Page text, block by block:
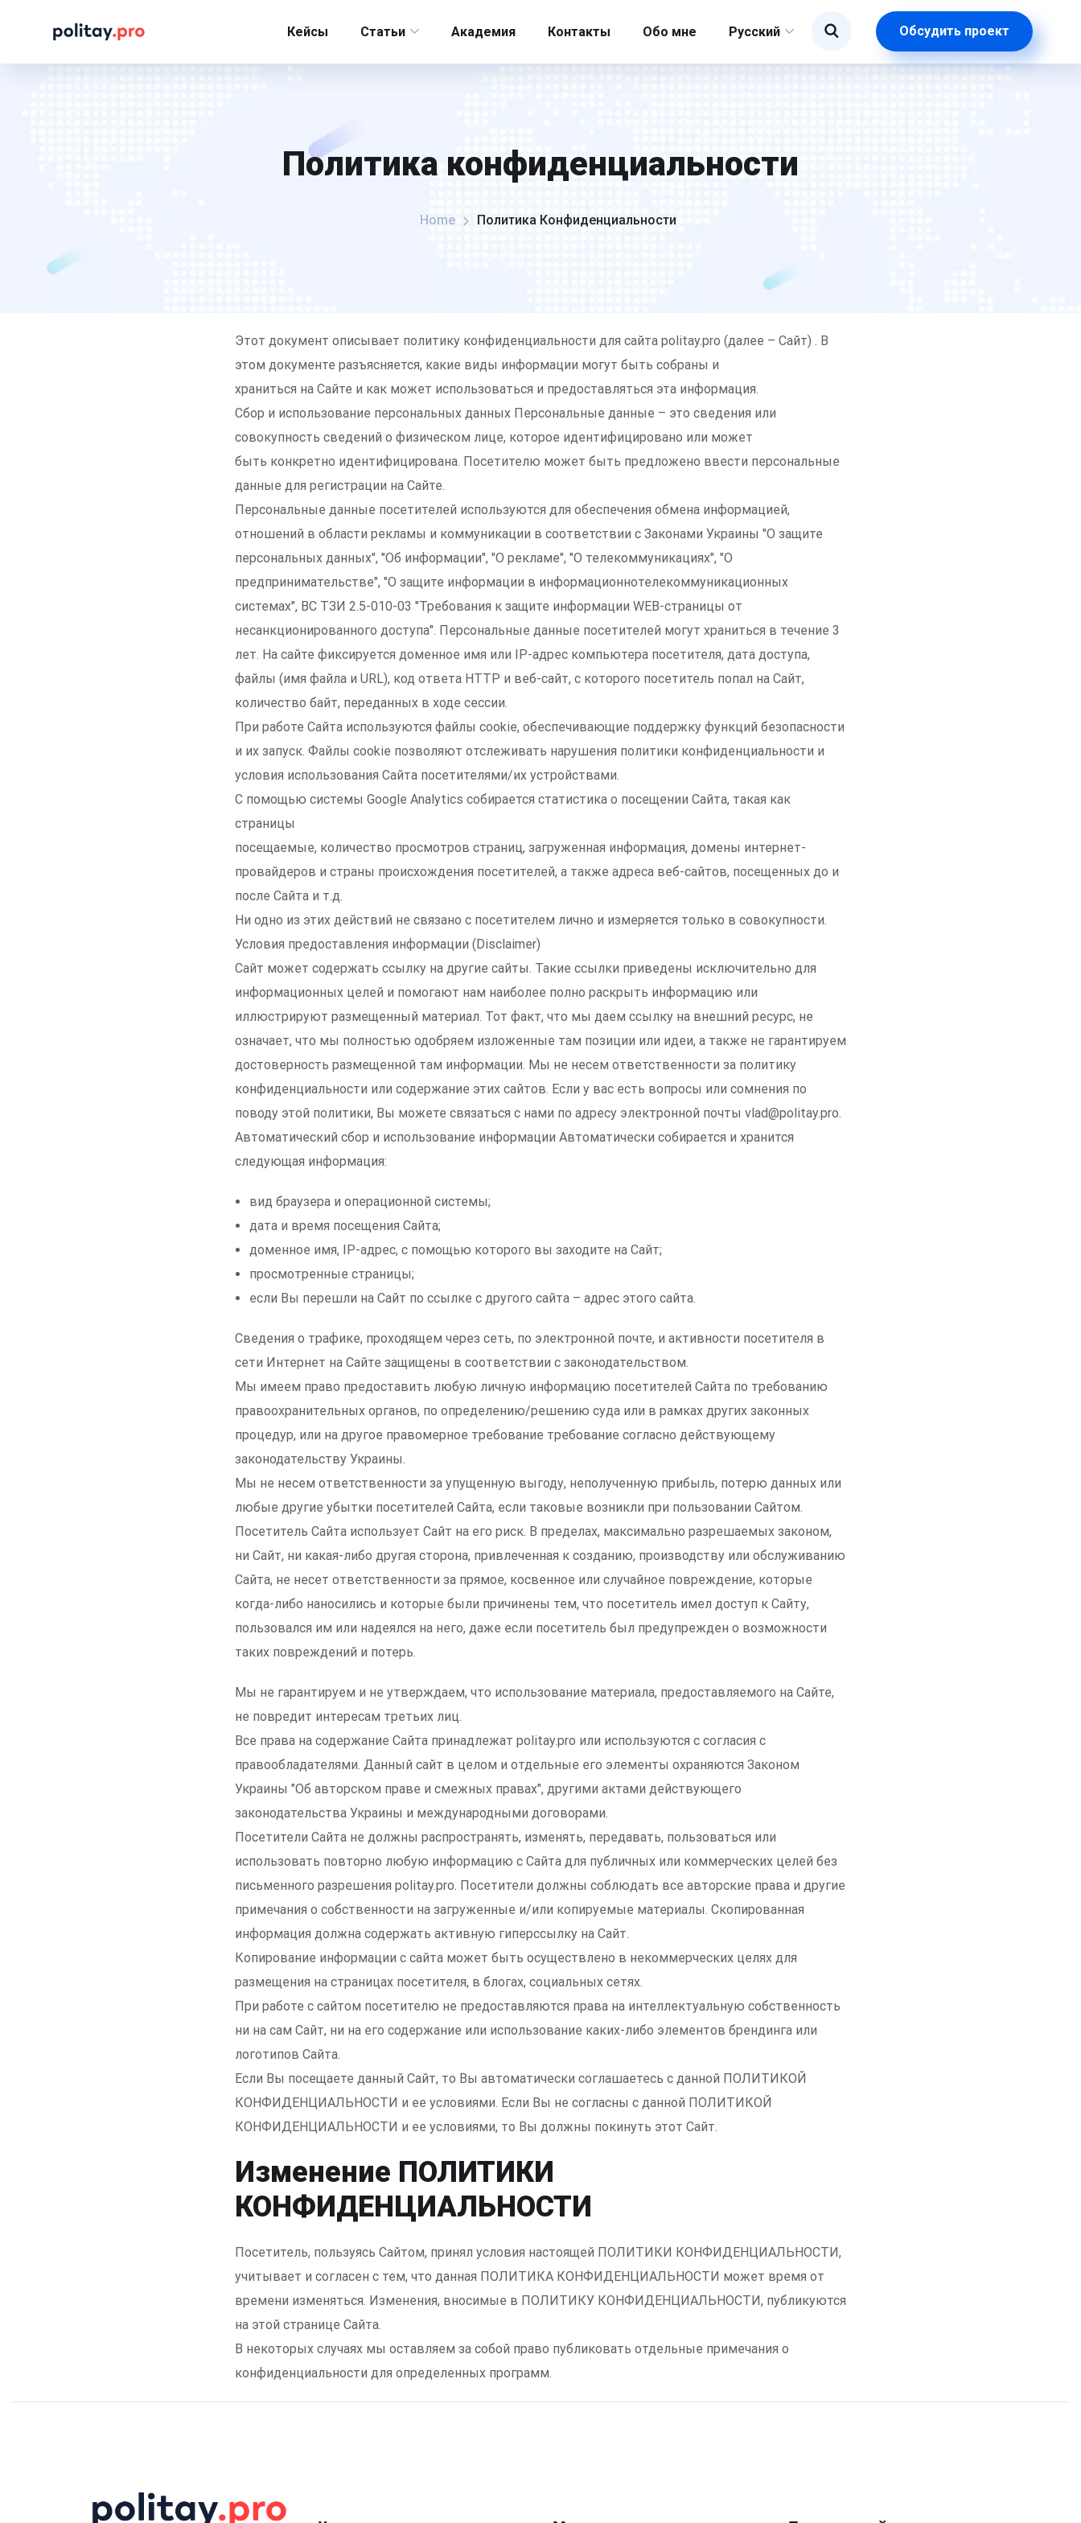
Кейсы Статьи Академия Контакты Обо мне Русский Обсудить проект
Политика конфиденциальности
Home Политика Конфиденциальности
Этот документ описывает политику конфиденциальности для сайта politay.pro (далее – Сайт) . В
этом документе разъясняется, какие виды информации могут быть собраны и
храниться на Сайте и как может использоваться и предоставляться эта информация.
Сбор и использование персональных данных Персональные данные – это сведения или
совокупность сведений о физическом лице, которое идентифицировано или может
быть конкретно идентифицирована. Посетителю может быть предложено ввести персональные
данные для регистрации на Сайте.
Персональные данные посетителей используются для обеспечения обмена информацией,
отношений в области рекламы и коммуникации в соответствии с Законами Украины "О защите
персональных данных", "Об информации", "О рекламе", "О телекоммуникациях", "О
предпринимательстве", "О защите информации в информационнотелекоммуникационных
системах", ВС ТЗИ 2.5-010-03 "Требования к защите информации WEB-страницы от
несанкционированного доступа". Персональные данные посетителей могут храниться в течение 3
лет. На сайте фиксируется доменное имя или IP-адрес компьютера посетителя, дата доступа,
файлы (имя файла и URL), код ответа HTTP и веб-сайт, с которого посетитель попал на Сайт,
количество байт, переданных в ходе сессии.
При работе Сайта используются файлы cookie, обеспечивающие поддержку функций безопасности
и их запуск. Файлы cookie позволяют отслеживать нарушения политики конфиденциальности и
условия использования Сайта посетителями/их устройствами.
С помощью системы Google Analytics собирается статистика о посещении Сайта, такая как
страницы
посещаемые, количество просмотров страниц, загруженная информация, домены интернет-
провайдеров и страны происхождения посетителей, а также адреса веб-сайтов, посещенных до и
после Сайта и т.д.
Ни одно из этих действий не связано с посетителем лично и измеряется только в совокупности.
Условия предоставления информации (Disclaimer)
Сайт может содержать ссылку на другие сайты. Такие ссылки приведены исключительно для
информационных целей и помогают нам наиболее полно раскрыть информацию или
иллюстрируют размещенный материал. Тот факт, что мы даем ссылку на внешний ресурс, не
означает, что мы полностью одобряем изложенные там позиции или идеи, а также не гарантируем
достоверность размещенной там информации. Мы не несем ответственности за политику
конфиденциальности или содержание этих сайтов. Если у вас есть вопросы или сомнения по
поводу этой политики, Вы можете связаться с нами по адресу электронной почты vlad@politay.pro.
Автоматический сбор и использование информации Автоматически собирается и хранится
следующая информация:
вид браузера и операционной системы;
дата и время посещения Сайта;
доменное имя, IP-адрес, с помощью которого вы заходите на Сайт;
просмотренные страницы;
если Вы перешли на Сайт по ссылке с другого сайта – адрес этого сайта.
Сведения о трафике, проходящем через сеть, по электронной почте, и активности посетителя в
сети Интернет на Сайте защищены в соответствии с законодательством.
Мы имеем право предоставить любую личную информацию посетителей Сайта по требованию
правоохранительных органов, по определению/решению суда или в рамках других законных
процедур, или на другое правомерное требование требование согласно действующему
законодательству Украины.
Мы не несем ответственности за упущенную выгоду, неполученную прибыль, потерю данных или
любые другие убытки посетителей Сайта, если таковые возникли при пользовании Сайтом.
Посетитель Сайта использует Сайт на его риск. В пределах, максимально разрешаемых законом,
ни Сайт, ни какая-либо другая сторона, привлеченная к созданию, производству или обслуживанию
Сайта, не несет ответственности за прямое, косвенное или случайное повреждение, которые
когда-либо наносились и которые были причинены тем, что посетитель имел доступ к Сайту,
пользовался им или надеялся на него, даже если посетитель был предупрежден о возможности
таких повреждений и потерь.
Мы не гарантируем и не утверждаем, что использование материала, предоставляемого на Сайте,
не повредит интересам третьих лиц.
Все права на содержание Сайта принадлежат politay.pro или используются с согласия с
правообладателями. Данный сайт в целом и отдельные его элементы охраняются Законом
Украины "Об авторском праве и смежных правах", другими актами действующего
законодательства Украины и международными договорами.
Посетители Сайта не должны распространять, изменять, передавать, пользоваться или
использовать повторно любую информацию с Сайта для публичных или коммерческих целей без
письменного разрешения politay.pro. Посетители должны соблюдать все авторские права и другие
примечания о собственности на загруженные и/или копируемые материалы. Скопированная
информация должна содержать активную гиперссылку на Сайт.
Копирование информации с сайта может быть осуществлено в некоммерческих целях для
размещения на страницах посетителя, в блогах, социальных сетях.
При работе с сайтом посетителю не предоставляются права на интеллектуальную собственность
ни на сам Сайт, ни на его содержание или использование каких-либо элементов брендинга или
логотипов Сайта.
Если Вы посещаете данный Сайт, то Вы автоматически соглашаетесь с данной ПОЛИТИКОЙ
КОНФИДЕНЦИАЛЬНОСТИ и ее условиями. Если Вы не согласны с данной ПОЛИТИКОЙ
КОНФИДЕНЦИАЛЬНОСТИ и ее условиями, то Вы должны покинуть этот Сайт.
Изменение ПОЛИТИКИ
КОНФИДЕНЦИАЛЬНОСТИ
Посетитель, пользуясь Сайтом, принял условия настоящей ПОЛИТИКИ КОНФИДЕНЦИАЛЬНОСТИ,
учитывает и согласен с тем, что данная ПОЛИТИКА КОНФИДЕНЦИАЛЬНОСТИ может время от
времени изменяться. Изменения, вносимые в ПОЛИТИКУ КОНФИДЕНЦИАЛЬНОСТИ, публикуются
на этой странице Сайта.
В некоторых случаях мы оставляем за собой право публиковать отдельные примечания о
конфиденциальности для определенных программ.